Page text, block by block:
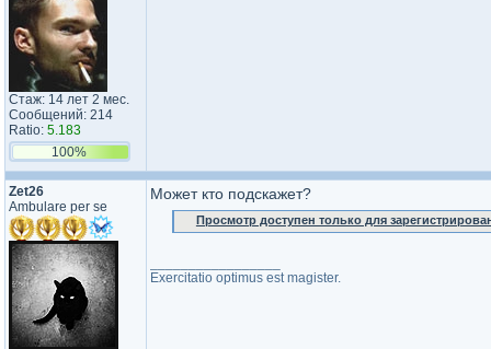
Стаж: 14 лет 2 мес.
Сообщений: 214
Ratio: 5.183
100%
Zet26
Ambulare per se
Может кто подскажет?
Просмотр доступен только для
Exercitatio optimus est magister.